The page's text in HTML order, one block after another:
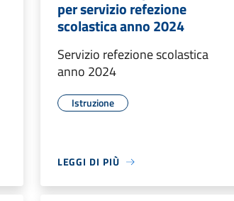
per servizio refezione
scolastica anno 2024
Servizio refezione scolastica
anno 2024
Istruzione
LEGGI DI PIÙ